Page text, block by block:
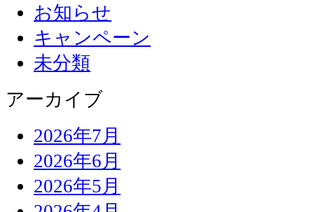
お知らせ
キャンペーン
未分類
アーカイブ
2026年7月
2026年6月
2026年5月